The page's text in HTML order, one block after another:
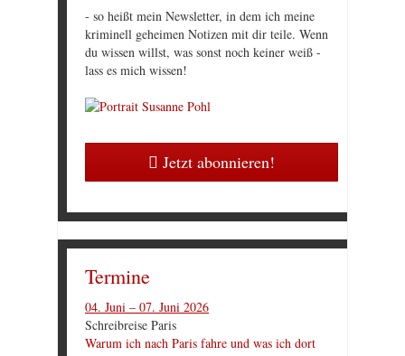
- so heißt mein Newsletter, in dem ich meine
kriminell geheimen Notizen mit dir teile. Wenn
du wissen willst, was sonst noch keiner weiß -
lass es mich wissen!
Jetzt abonnieren!
Termine
04. Juni – 07. Juni 2026
Schreibreise Paris
Warum ich nach Paris fahre und was ich dort